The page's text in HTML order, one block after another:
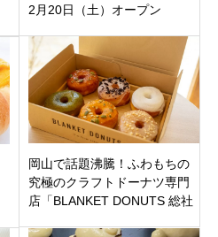
2月20日（土）オープン
岡山で話題沸騰！ふわもちの
究極のクラフトドーナツ専門
店「BLANKET DONUTS 総社